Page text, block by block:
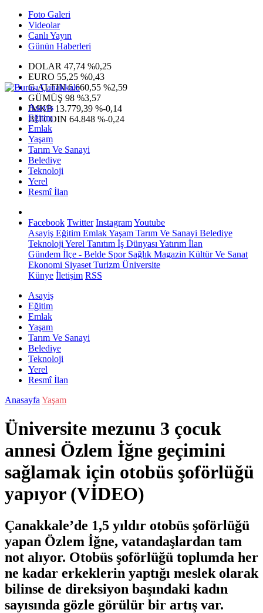
Foto Galeri
Videolar
Canlı Yayın
Günün Haberleri
DOLAR 47,74 %0,25
EURO 55,25 %0,43
G.ALTIN6.660,55 %2,59
GÜMÜŞ 98 %3,57
IMKB 13.779,39 %-0,14
BITCOIN 64.848 %-0,24
Asayiş
Eğitim
Emlak
Yaşam
Tarım Ve Sanayi
Belediye
Teknoloji
Yerel
Resmî İlan
Facebook Twitter InstagramYoutube
Asayiş Eğitim EmlakYaşam Tarım Ve Sanayi Belediye
Teknoloji Yerel Tanıtım İş Dünyası Yatırım İlan
Gündem İlçe - Belde SporSağlık Magazin Kültür Ve Sanat
Ekonomi Siyaset Turizm Üniversite
Künye İletişim RSS
Asayiş
Eğitim
Emlak
Yaşam
Tarım Ve Sanayi
Belediye
Teknoloji
Yerel
Resmî İlan
Anasayfa Yaşam
Üniversite mezunu 3 çocuk
annesi Özlem İğne geçimini
sağlamak için otobüs şoförlüğü
yapıyor (VİDEO)
Çanakkale’de 1,5 yıldır otobüs şoförlüğü
yapan Özlem İğne, vatandaşlardan tam
not alıyor. Otobüs şoförlüğü toplumda her
ne kadar erkeklerin yaptığı meslek olarak
bilinse de direksiyon başındaki kadın
sayısında gözle görülür bir artış var.